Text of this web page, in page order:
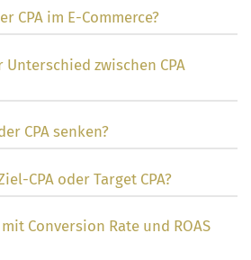
CPA im E-Commerce?
zwischen CPA
CPA senken?
CPA oder Target CPA?
Conversion Rate und ROAS